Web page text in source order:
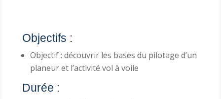
Objectifs :
Objectif : découvrir les bases du pilotage d’un
planeur et l’activité vol à voile
Durée :